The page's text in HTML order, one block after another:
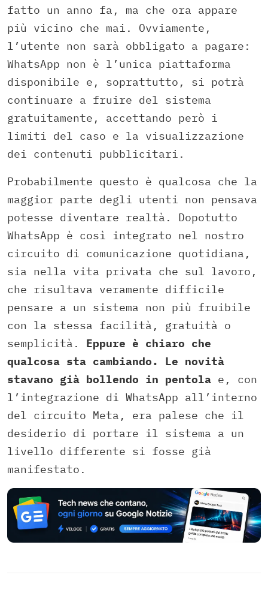
fatto un anno fa, ma che ora appare
più vicino che mai. Ovviamente,
l’utente non sarà obbligato a pagare:
WhatsApp non è l’unica piattaforma
disponibile e, soprattutto, si potrà
continuare a fruire del sistema
gratuitamente, accettando però i
limiti del caso e la visualizzazione
dei contenuti pubblicitari.
Probabilmente questo è qualcosa che la
maggior parte degli utenti non pensava
potesse diventare realtà. Dopotutto
WhatsApp è così integrato nel nostro
circuito di comunicazione quotidiana,
sia nella vita privata che sul lavoro,
che risultava veramente difficile
pensare a un sistema non più fruibile
con la stessa facilità, gratuità o
semplicità. Eppure è chiaro che
qualcosa sta cambiando. Le novità
stavano già bollendo in pentola e, con
l’integrazione di WhatsApp all’interno
del circuito Meta, era palese che il
desiderio di portare il sistema a un
livello differente si fosse già
manifestato.